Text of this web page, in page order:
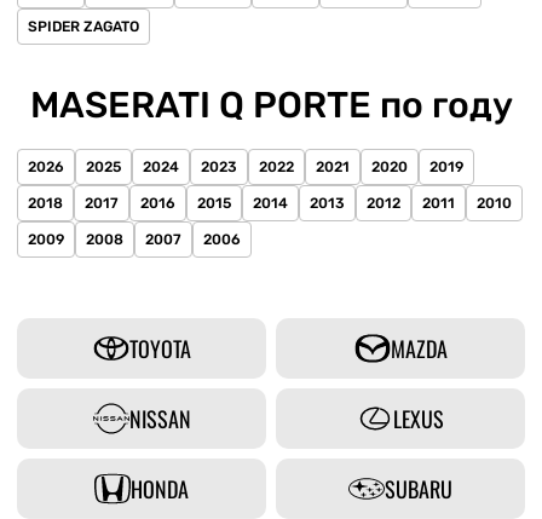
SPIDER ZAGATO
MASERATI Q PORTE по году
2026 2025 2024 2023 2022 2021 2020 2019
2018 2017 2016 2015 2014 2013 2012 2011 2010
2009 2008 2007 2006
TOYOTA MAZDA
NISSAN LEXUS
HONDA SUBARU